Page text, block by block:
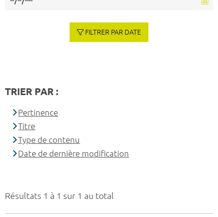
Résultats 1 à 1 sur 1 au total
FILTRER PAR DATE
TRIER PAR :
Pertinence
Titre
Type de contenu
Date de dernière modification